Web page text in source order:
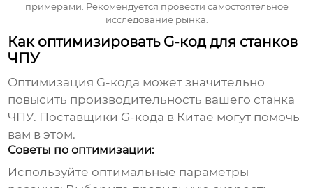
примерами. Рекомендуется провести самостоятельное
исследование рынка.
Как оптимизировать G-код для станков
ЧПУ
Оптимизация G-кода может значительно
повысить производительность вашего станка
ЧПУ. Поставщики G-кода в Китае могут помочь
вам в этом.
Советы по оптимизации:
Используйте оптимальные параметры